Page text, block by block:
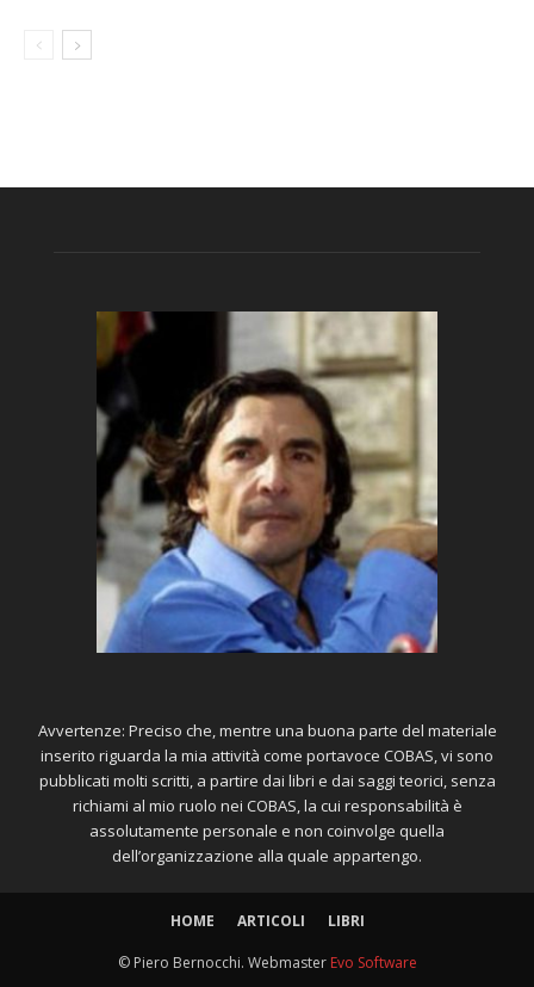
Avvertenze: Preciso che, mentre una buona parte del materiale
inserito riguarda la mia attività come portavoce COBAS, vi sono
pubblicati molti scritti, a partire dai libri e dai saggi teorici, senza
richiami al mio ruolo nei COBAS, la cui responsabilità è
assolutamente personale e non coinvolge quella
dell’organizzazione alla quale appartengo.
HOME ARTICOLI LIBRI
© Piero Bernocchi. Webmaster Evo Software